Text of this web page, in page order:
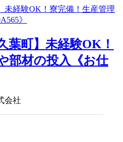
葉町】未経験OK！
部材の投入《お仕
会社